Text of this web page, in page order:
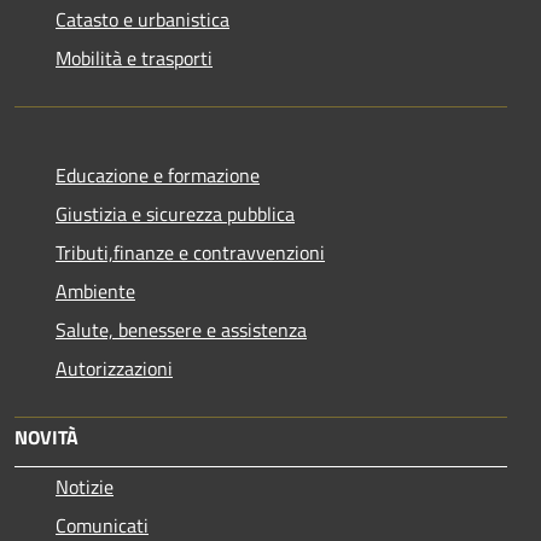
Catasto e urbanistica
Mobilità e trasporti
Educazione e formazione
Giustizia e sicurezza pubblica
Tributi,finanze e contravvenzioni
Ambiente
Salute, benessere e assistenza
Autorizzazioni
NOVITÀ
Notizie
Comunicati